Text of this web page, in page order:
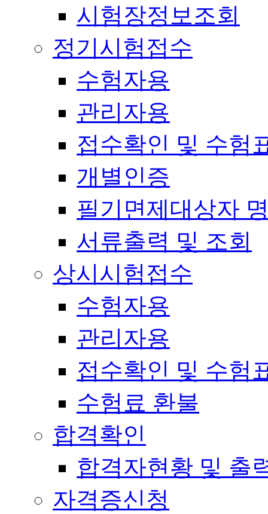
시험장정보조회
정기시험접수
수험자용
관리자용
접수확인 및 수험
개별인증
필기면제대상자
서류출력 및 조회
상시시험접수
수험자용
관리자용
접수확인 및 수험
수험료 환불
합격확인
합격자현황 및 출
자격증신청